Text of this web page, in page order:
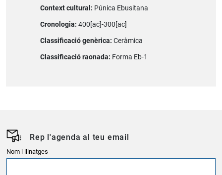
Context cultural: Púnica Ebusitana
Cronologia: 400[ac]-300[ac]
Classificació genèrica: Ceràmica
Classificació raonada: Forma Eb-1
Rep l'agenda al teu email
Nom i llinatges